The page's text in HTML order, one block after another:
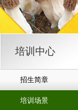
培训中心
招生简章
培训场景